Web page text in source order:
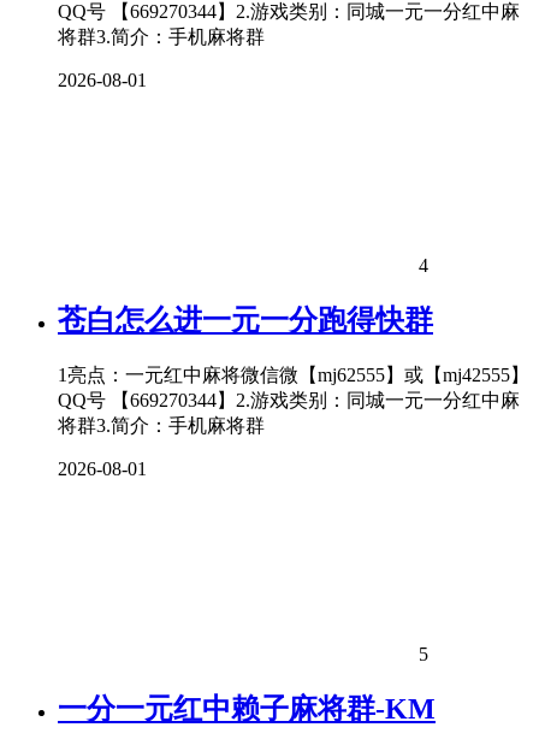
QQ号 【669270344】2.游戏类别：同城一元一分红中麻
将群3.简介：手机麻将群
2026-08-01
4
苍白怎么进一元一分跑得快群
1亮点：一元红中麻将微信微【mj62555】或【mj42555】
QQ号 【669270344】2.游戏类别：同城一元一分红中麻
将群3.简介：手机麻将群
2026-08-01
5
一分一元红中赖子麻将群-KM